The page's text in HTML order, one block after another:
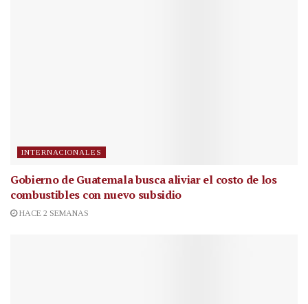
INTERNACIONALES
Gobierno de Guatemala busca aliviar el costo de los
combustibles con nuevo subsidio
HACE 2 SEMANAS